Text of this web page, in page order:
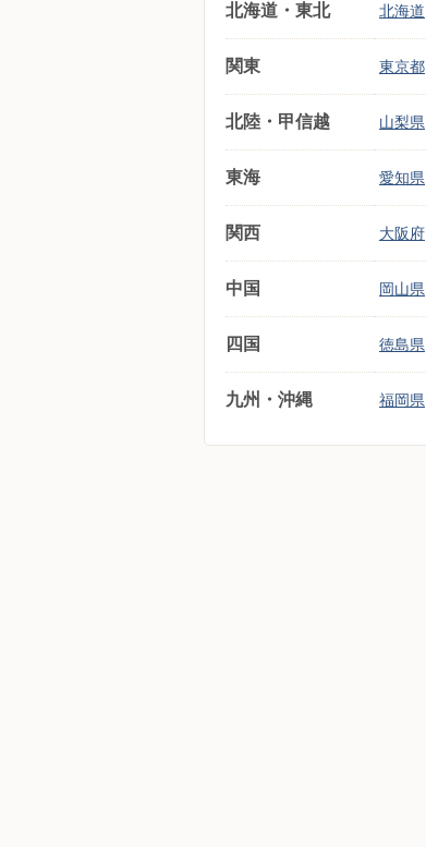
北海道・東北 北海道
関東 東京都
北陸・甲信越 山梨県
東海 愛知県
関西 大阪府
中国 岡山県
四国 徳島県
九州・沖縄 福岡県